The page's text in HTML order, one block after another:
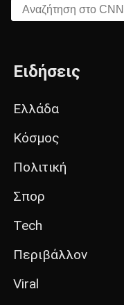
Αναζήτηση στο CNN.gr
Ειδήσεις
Ελλάδα
Κόσμος
Πολιτική
Σπορ
Tech
Περιβάλλον
Viral